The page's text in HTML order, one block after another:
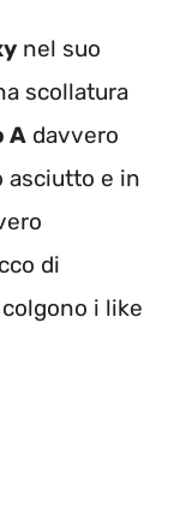
nel suo
scollatura
A davvero
asciutto e in
di
i like